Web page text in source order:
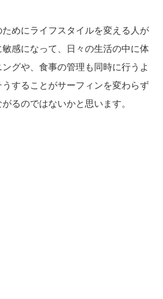
めにライフスタイルを変える人が
感になって、日々の生活の中に体
グや、食事の管理も同時に行うよ
することがサーフィンを変わらず
るのではないかと思います。